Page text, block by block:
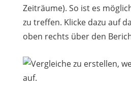
Zeiträume). So ist es
zu treffen. Klicke dazu auf
oben rechts über den